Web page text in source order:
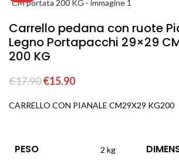
Carrello pedana con ruote
Legno Portapacchi 29×29
200 KG
€17.90€15.90
CARRELLO CON PIANALE CM29X29 KG200
PESO 2 kg